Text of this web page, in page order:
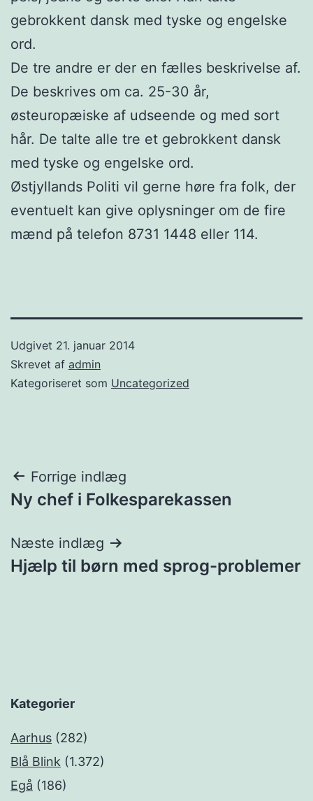
gebrokkent dansk med tyske og engelske
ord.
De tre andre er der en fælles beskrivelse af.
De beskrives om ca. 25-30 år,
østeuropæiske af udseende og med sort
hår. De talte alle tre et gebrokkent dansk
med tyske og engelske ord.
Østjyllands Politi vil gerne høre fra folk, der
eventuelt kan give oplysninger om de fire
mænd på telefon 8731 1448 eller 114.
Udgivet 21. januar 2014
Skrevet af admin
Kategoriseret som Uncategorized
Indlægsnavigation
Forrige indlæg
Ny chef i Folkesparekassen
Næste indlæg
Hjælp til børn med sprog-problemer
Kategorier
Aarhus (282)
Blå Blink (1.372)
Egå (186)